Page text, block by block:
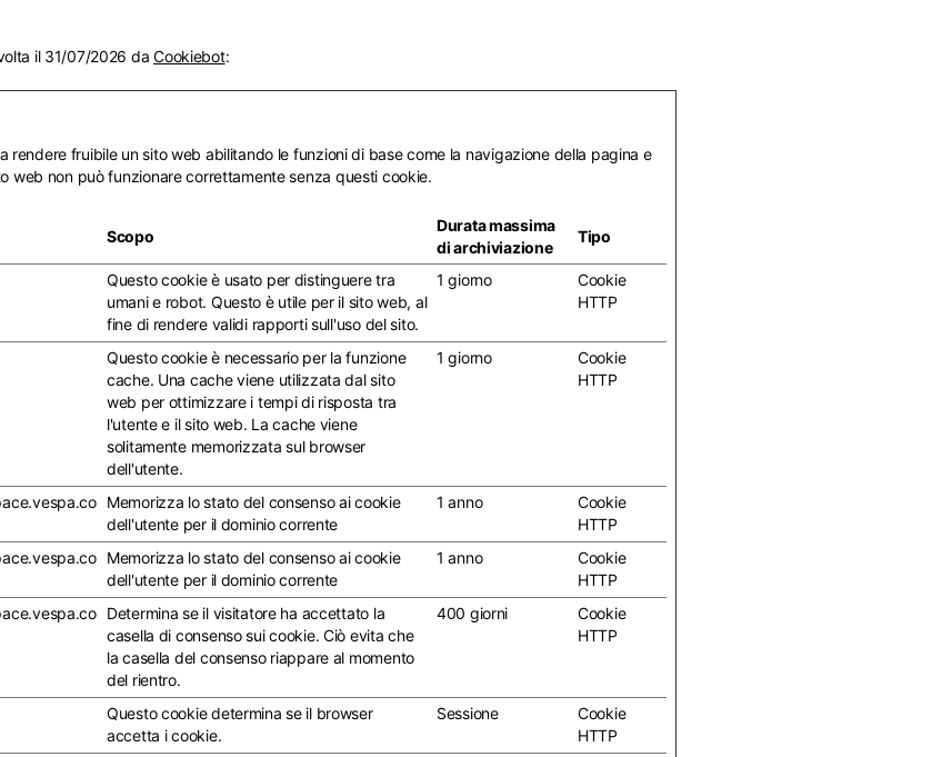
il 31/07/2026 daCookiebot:
rendere fruibile un sito web abilitando le funzioni di base come la navigazione della pagina e
web non può funzionare correttamente senza questi cookie.
Scopo
Durata massima
di archiviazione
Tipo
Questo cookie è usato per distinguere tra
umani e robot. Questo è utile per il sito web, al
fine di rendere validi rapporti sull'uso del sito.
1 giorno
Cookie
HTTP
Questo cookie è necessario per la funzione
cache. Una cache viene utilizzata dal sito
web per ottimizzare i tempi di risposta tra
l'utente e il sito web. La cache viene
solitamente memorizzata sul browser
dell'utente.
1 giorno
Cookie
HTTP
Memorizza lo stato del consenso ai cookie
dell'utente per il dominio corrente
1 anno
Cookie
HTTP
Memorizza lo stato del consenso ai cookie
dell'utente per il dominio corrente
1 anno
Cookie
HTTP
Determina se il visitatore ha accettato la
casella di consenso sui cookie. Ciò evita che
la casella del consenso riappare al momento
del rientro.
400 giorni
Cookie
HTTP
Questo cookie determina se il browser
accetta i cookie.
Sessione
Cookie
HTTP